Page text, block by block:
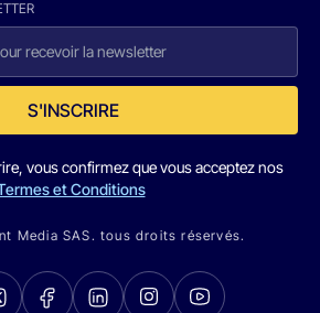
S'INSCRIRE
vous confirmez que vous acceptez nos
et Conditions
Media SAS. tous droits réservés.